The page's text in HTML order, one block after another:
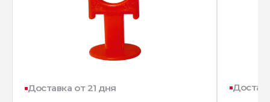
Доставка от 21 дня